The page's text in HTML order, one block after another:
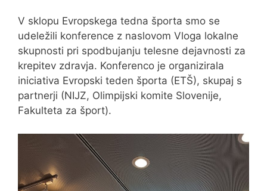
V sklopu Evropskega tedna športa smo se
udeležili konference z naslovom Vloga lokalne
skupnosti pri spodbujanju telesne dejavnosti za
krepitev zdravja. Konferenco je organizirala
iniciativa Evropski teden športa (ETŠ), skupaj s
partnerji (NIJZ, Olimpijski komite Slovenije,
Fakulteta za šport).